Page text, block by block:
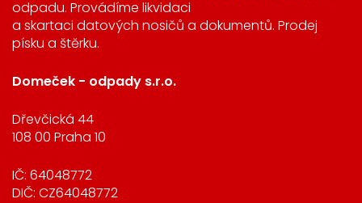
odpadu. Provádíme likvidaci
a skartaci datových nosičů a dokumentů. Prodej
písku a štěrku.
Domeček - odpady s.r.o.
Dřevčická 44
108 00 Praha 10
IČ: 64048772
DIČ: CZ64048772